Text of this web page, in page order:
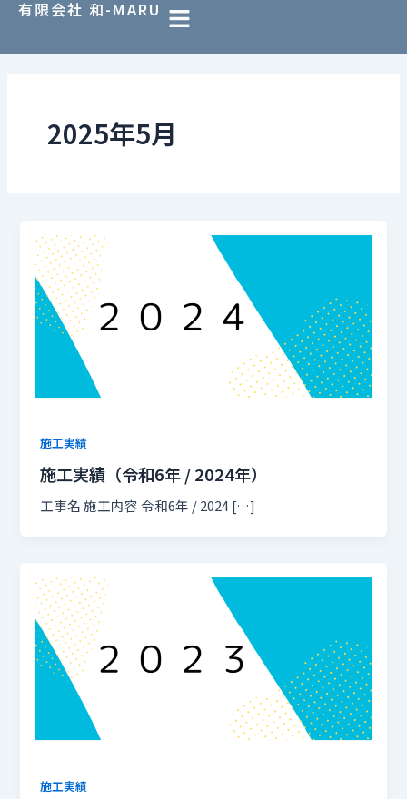
を
有限会社 和-MARU
2025年5月
施工実績
施工実績（令和6年 / 2024年）
工事名 施工内容 令和6年 / 2024 […]
施工実績